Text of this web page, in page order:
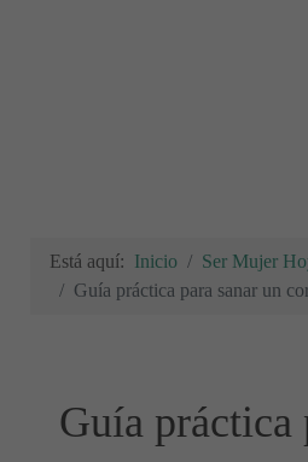
Está aquí: Inicio
Ser Mujer
Guía práctica para sanar un
Guía práctica